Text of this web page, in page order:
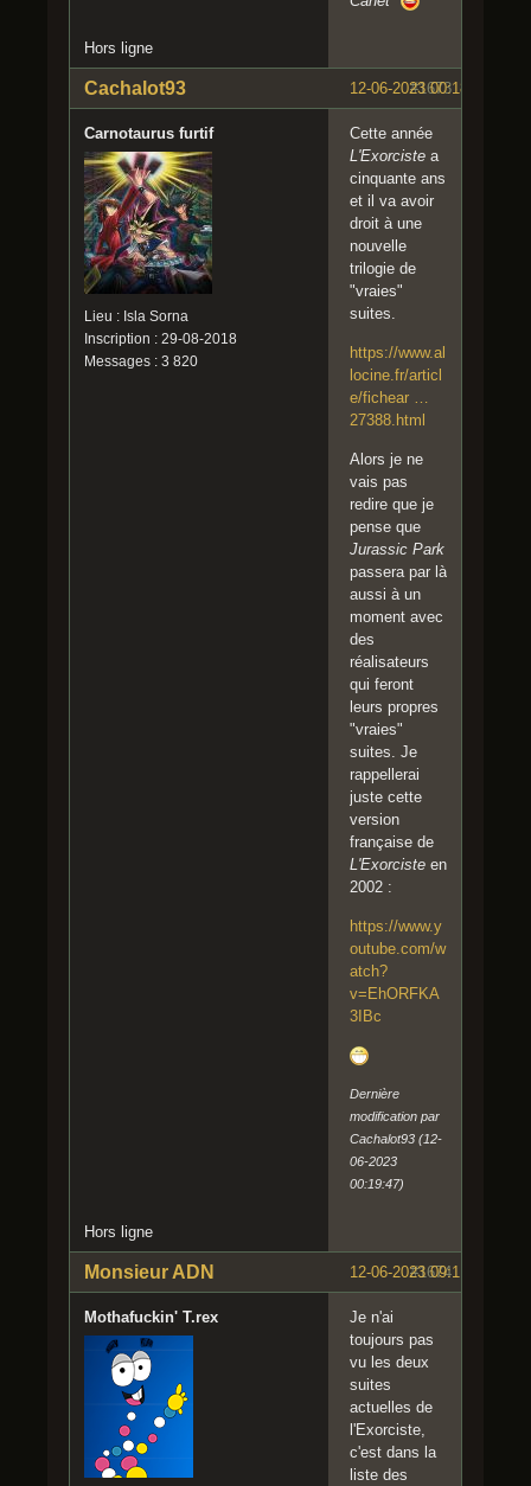
Hors ligne
#1673
12-06-2023 00:18:19
Cachalot93
Carnotaurus furtif
Lieu : Isla Sorna
Inscription : 29-08-2018
Messages : 3 820
Cette année
L'Exorciste a
cinquante ans
et il va avoir
droit à une
nouvelle
trilogie de
"vraies"
suites.
https://www.al
locine.fr/articl
e/fichear …
27388.html
Alors je ne
vais pas
redire que je
pense que
Jurassic Park
passera par là
aussi à un
moment avec
des
réalisateurs
qui feront
leurs propres
"vraies"
suites. Je
rappellerai
juste cette
version
française de
L'Exorciste en
2002 :
https://www.y
outube.com/w
atch?
v=EhORFKA
3IBc
Dernière
modification par
Cachalot93 (12-
06-2023
00:19:47)
Hors ligne
#1674
12-06-2023 09:11:00
Monsieur ADN
Mothafuckin' T.rex
Je n'ai
toujours pas
vu les deux
suites
actuelles de
l'Exorciste,
c'est dans la
liste des